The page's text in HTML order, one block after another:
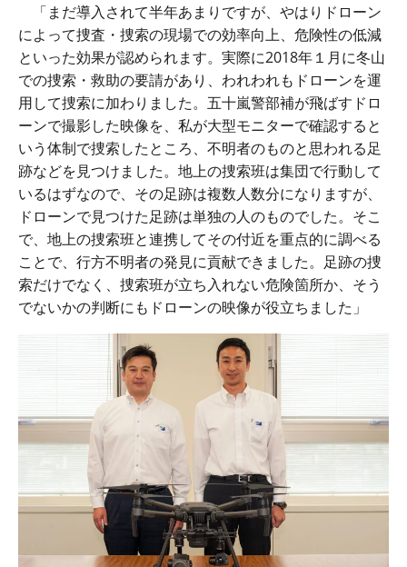
「まだ導入されて半年あまりですが、やはりドローン
によって捜査・捜索の現場での効率向上、危険性の低減
といった効果が認められます。実際に2018年１月に冬山
での捜索・救助の要請があり、われわれもドローンを運
用して捜索に加わりました。五十嵐警部補が飛ばすドロ
ーンで撮影した映像を、私が大型モニターで確認すると
いう体制で捜索したところ、不明者のものと思われる足
跡などを見つけました。地上の捜索班は集団で行動して
いるはずなので、その足跡は複数人数分になりますが、
ドローンで見つけた足跡は単独の人のものでした。そこ
で、地上の捜索班と連携してその付近を重点的に調べる
ことで、行方不明者の発見に貢献できました。足跡の捜
索だけでなく、捜索班が立ち入れない危険箇所か、そう
でないかの判断にもドローンの映像が役立ちました」